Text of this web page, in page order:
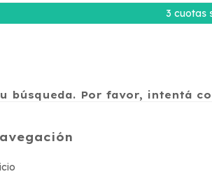
3 cuotas
búsqueda. Por favor, intentá